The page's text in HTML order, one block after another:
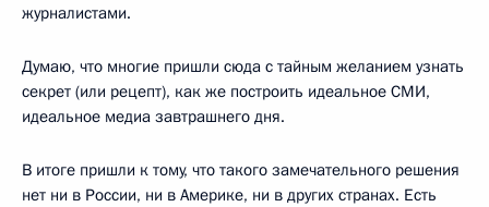
журналистами.
Думаю, что многие пришли сюда с тайным желанием узнать
секрет (или рецепт), как же построить идеальное СМИ,
идеальное медиа завтрашнего дня.
В итоге пришли к тому, что такого замечательного решения
нет ни в России, ни в Америке, ни в других странах. Есть